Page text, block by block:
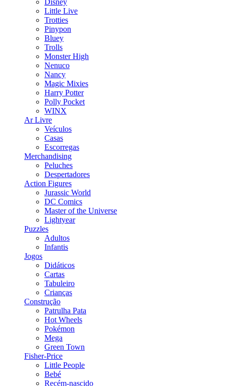
Disney
Little Live
Trotties
Pinypon
Bluey
Trolls
Monster High
Nenuco
Nancy
Magic Mixies
Harry Potter
Polly Pocket
WINX
Ar Livre
Veículos
Casas
Escorregas
Merchandising
Peluches
Despertadores
Action Figures
Jurassic World
DC Comics
Master of the Universe
Lightyear
Puzzles
Adultos
Infantis
Jogos
Didáticos
Cartas
Tabuleiro
Crianças
Construção
Patrulha Pata
Hot Wheels
Pokémon
Mega
Green Town
Fisher-Price
Little People
Bebé
Recém-nascido